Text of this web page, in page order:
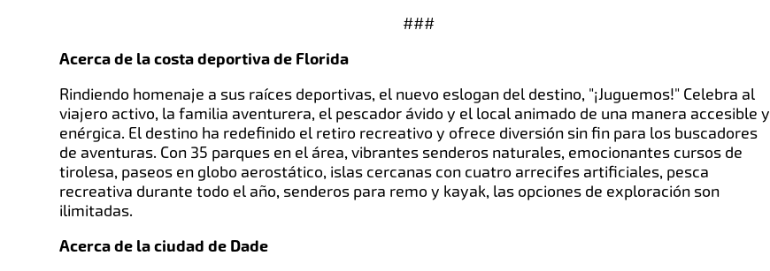
###
Acerca de la costa deportiva de Florida
Rindiendo homenaje a sus raíces deportivas, el nuevo eslogan del destino, "¡Juguemos!" Celebra al
viajero activo, la familia aventurera, el pescador ávido y el local animado de una manera accesible y
enérgica. El destino ha redefinido el retiro recreativo y ofrece diversión sin fin para los buscadores
de aventuras. Con 35 parques en el área, vibrantes senderos naturales, emocionantes cursos de
tirolesa, paseos en globo aerostático, islas cercanas con cuatro arrecifes artificiales, pesca
recreativa durante todo el año, senderos para remo y kayak, las opciones de exploración son
ilimitadas.
Acerca de la ciudad de Dade